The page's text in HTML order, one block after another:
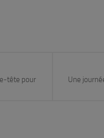
Une
tête pour